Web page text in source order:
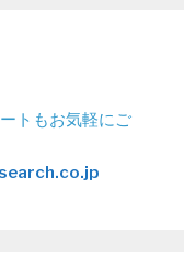
トもお気軽にご